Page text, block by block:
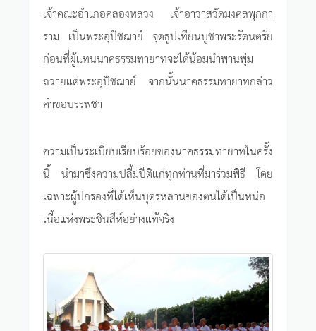
เจ้าคณะอำเภอคลองหลวง เจ้าอาวาสวัดมงคลพุกกา
ราม เป็นพระอุปัชฌาย์ จุดธูปเทียนบูชาพระรัตนตรัย
ก่อนที่ผู้แทนนาคธรรมทายาทจะได้น้อมนำพานพุ่ม
ถวายแด่พระอุปัชฌาย์ จากนั้นนาคธรรมทายาทกล่าว
คำขอบรรพชา
ความเป็นระเบียบเรียบร้อยของนาคธรรมทายาทในครั้ง
นี้ นำมาซึ่งความปลื้มปีติแก่ทุกท่านที่มาร่วมพิธี โดย
เฉพาะผู้ปกรองที่ได้เห็นบุตรหลานของตนได้เป็นหน่อ
เนื้อแห่งพระชินสีห์อย่างแท้จริง